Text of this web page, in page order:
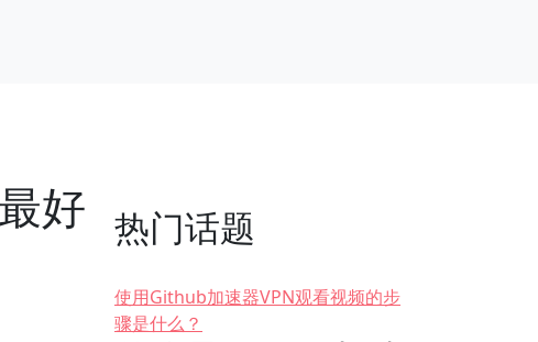
好
热门话题
使用Github加速器VPN观看视频的步
骤是什么？